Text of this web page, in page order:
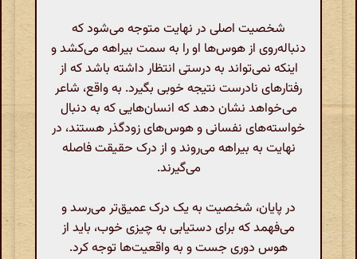
شخصیت اصلی در نهایت متوجه می‌شود که
دنباله‌روی از هوس‌ها او را به سمت بیراهه می‌کشد و
اینکه نمی‌تواند به درستی انتظار داشته باشد که از
رفتارهای نادرست نتیجه خوبی بگیرد. به واقع، شاعر
می‌خواهد نشان دهد که انسان‌هایی که به دنبال
خواسته‌های نفسانی و هوس‌های زودگذر هستند، در
نهایت به بیراهه می‌روند و از درک حقیقت فاصله
می‌گیرند.
در پایان، شخصیت به یک درک عمیق‌تر می‌رسد و
می‌فهمد که برای دستیابی به چیزی خوب، باید از
هوس دوری جست و به واقعیت‌ها توجه کرد.